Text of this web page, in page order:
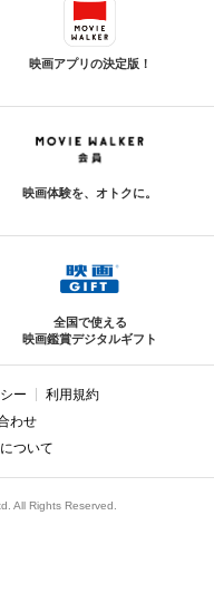
映画アプリの決定版！
映画体験を、オトクに。
全国で使える
映画鑑賞デジタルギフト
ー
利用規約
わせ
ついて
All Rights Reserved.